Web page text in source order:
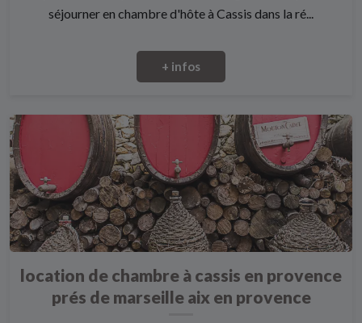
séjourner en chambre d'hôte à Cassis dans la ré...
+ infos
location de chambre à cassis en provence
prés de marseille aix en provence